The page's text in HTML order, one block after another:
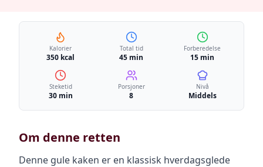
Kalorier
350 kcal
Total tid
45 min
Forberedelse
15 min
Steketid
30 min
Porsjoner
8
Nivå
Middels
Om denne retten
Denne gule kaken er en klassisk hverdagsglede